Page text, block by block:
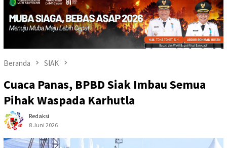
Beranda SIAK
Cuaca Panas, BPBD Siak Imbau Semua
Pihak Waspada Karhutla
Redaksi
8 Juni 2026